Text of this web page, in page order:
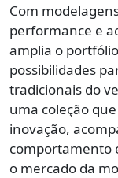
Com
performance e
amplia o
possibilidades
tradicionais do
uma coleção
inovação,
comportamento
o mercado da